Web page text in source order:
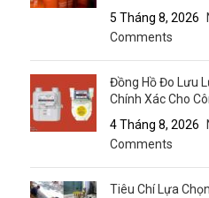
5 Tháng 8, 2026
Comments
Đồng Hồ Đo Lưu
Chính Xác Cho
4 Tháng 8, 2026
Comments
Tiêu Chí Lựa